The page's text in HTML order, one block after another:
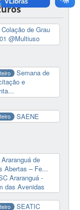
Colação de Grau
@Multiuso
Semana de
e
SAENE
Araranguá de
Abertas – Fe...
Araranguá -
das Avenidas
SEATIC